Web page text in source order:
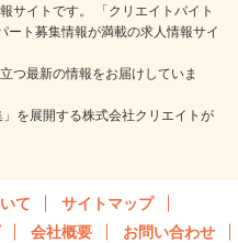
サイトです。 「クリエイトバイト
ート募集情報が満載の求人情報サイ
つ最新の情報をお届けしていま
を展開する株式会社クリエイトが
て
サイトマップ
会社概要
お問い合わせ